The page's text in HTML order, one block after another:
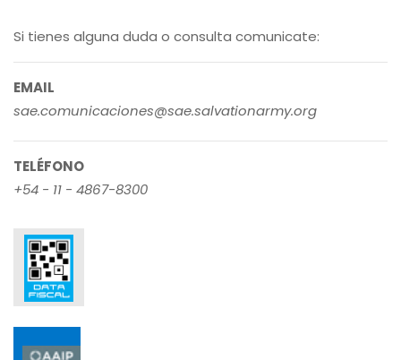
Si tienes alguna duda o consulta comunicate:
EMAIL
sae.comunicaciones@sae.salvationarmy.org
TELÉFONO
+54 - 11 - 4867-8300